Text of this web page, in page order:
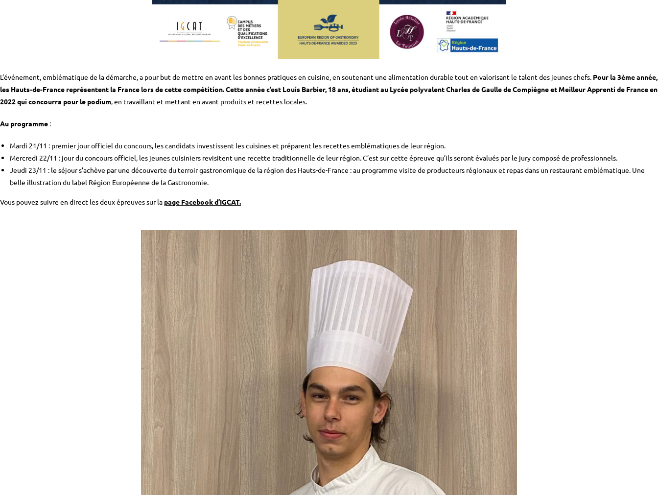
L’événement, emblématique de la démarche, a pour but de mettre en avant les bonnes pratiques en cuisine, en soutenant une alimentation durable tout en valorisant le talent des jeunes chefs. Pour la 3ème année,
les Hauts-de-France représentent la France lors de cette compétition. Cette année c’est Louis Barbier, 18 ans, étudiant au Lycée polyvalent Charles de Gaulle de Compiègne et Meilleur Apprenti de France en
2022 qui concourra pour le podium, en travaillant et mettant en avant produits et recettes locales.
Au programme :
Mardi 21/11 : premier jour officiel du concours, les candidats investissent les cuisines et préparent les recettes emblématiques de leur région.
Mercredi 22/11 : jour du concours officiel, les jeunes cuisiniers revisitent une recette traditionnelle de leur région. C’est sur cette épreuve qu’ils seront évalués par le jury composé de professionnels.
Jeudi 23/11 : le séjour s’achève par une découverte du terroir gastronomique de la région des Hauts-de-France : au programme visite de producteurs régionaux et repas dans un restaurant emblématique. Une
belle illustration du label Région Européenne de la Gastronomie.
Vous pouvez suivre en direct les deux épreuves sur la page Facebook d’IGCAT.